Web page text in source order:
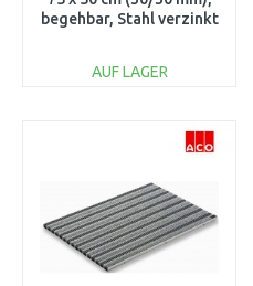
begehbar, Stahl verzinkt
AUF LAGER